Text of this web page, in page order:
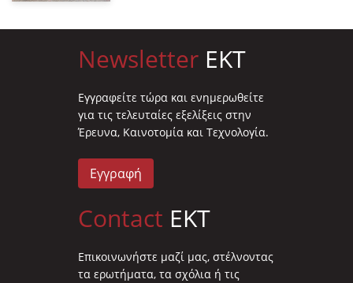
Newsletter EKT
Eγγραφείτε τώρα και ενημερωθείτε
για τις τελευταίες εξελίξεις στην
Έρευνα, Καινοτομία και Τεχνολογία.
Εγγραφή
Contact EKT
Επικοινωνήστε μαζί μας, στέλνοντας
τα ερωτήματα, τα σχόλια ή τις